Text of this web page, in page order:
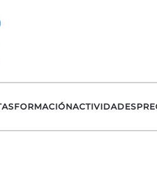
FORMACIÓNACTIVIDADES